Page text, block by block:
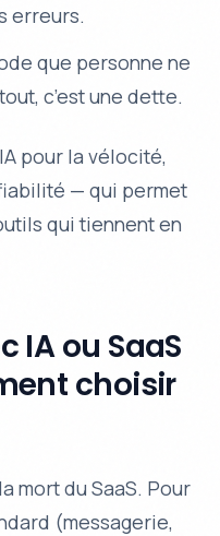
erreurs.
que personne ne
c’est une dette.
pour la vélocité,
— qui permet
qui tiennent en
IA ou SaaS
choisir
mort du SaaS. Pour
(messagerie,